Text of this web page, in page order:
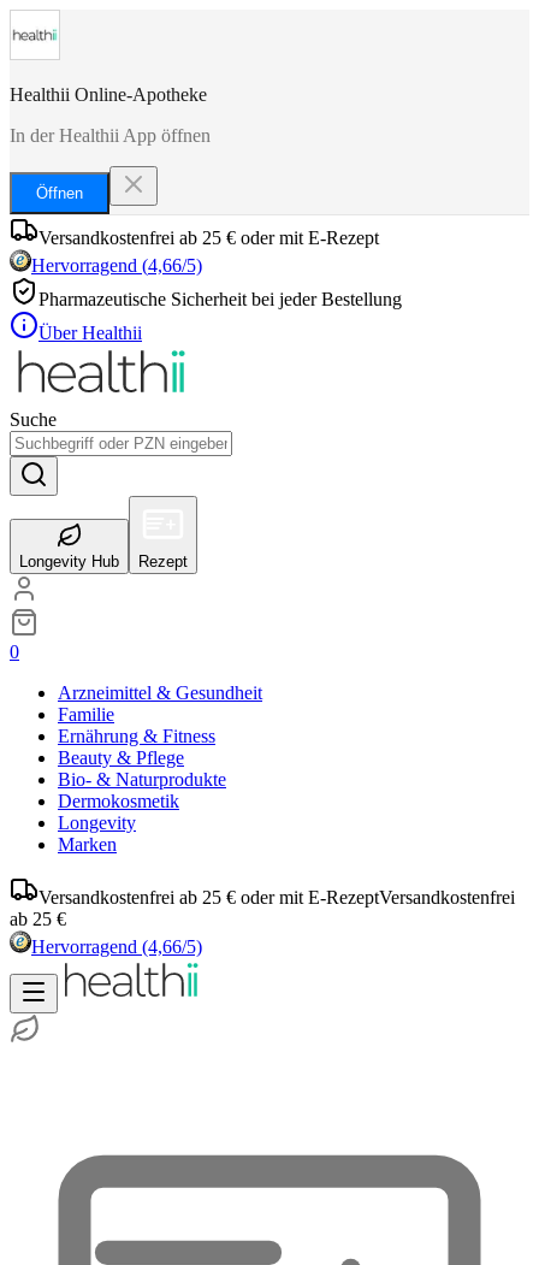
Healthii Online-Apotheke
In der Healthii App öffnen
Öffnen
Versandkostenfrei ab 25 € oder mit E-Rezept
Hervorragend (4,66/5)
Pharmazeutische Sicherheit bei jeder Bestellung
Über Healthii
Suche
Longevity Hub Rezept
0
Arzneimittel & Gesundheit
Familie
Ernährung & Fitness
Beauty & Pflege
Bio- & Naturprodukte
Dermokosmetik
Longevity
Marken
Versandkostenfrei ab 25 € oder mit E-RezeptVersandkostenfrei
ab 25 €
Hervorragend (4,66/5)